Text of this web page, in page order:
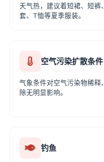
天气热，建议着短裙、短裤
套、T恤等夏季服装。
空气污染扩散条件
气象条件对空气污染物稀释
除无明显影响。
钓鱼